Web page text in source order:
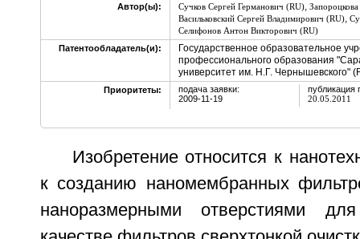
Автор(ы): Сучков Сергей Германович (RU),
Васильковский Сергей Владимирович (RU),
Селифонов Антон Викторович (RU)
Патентообладатель(и):
Государственное образовательное
профессионального образования
университет им. Н.Г. Чернышевского"
Приоритеты:
подача заявки:
2009-11-19
публикация
20.05.2011
Изобретение относится к
к созданию наномембранных
наноразмерными отверстиями